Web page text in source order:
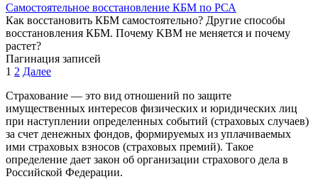
Самостоятельное восстановление КБМ по РСА
Как восстановить КБМ самостоятельно? Другие способы
восстановления КБМ. Почему KBM не меняется и почему
растет?
Пагинация записей
1 2 Далее
Страхование — это вид отношений по защите
имущественных интересов физических и юридических лиц
при наступлении определенных событий (страховых случаев)
за счет денежных фондов, формируемых из уплачиваемых
ими страховых взносов (страховых премий). Такое
определение дает закон об организации страхового дела в
Российской Федерации.